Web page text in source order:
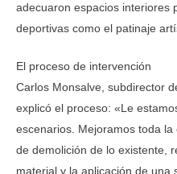
adecuaron espacios interiores
deportivas como el patinaje
El proceso de intervención
Carlos Monsalve, subdirector
explicó el proceso: «Le
escenarios. Mejoramos toda
de demolición de lo existente,
material y la aplicación de una